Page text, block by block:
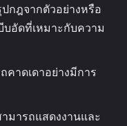
กฎจากตัวอย่างหรือ
บอัดที่เหมาะกับความ
คาดเดาอย่างมีการ
มารถแสดงงานและ